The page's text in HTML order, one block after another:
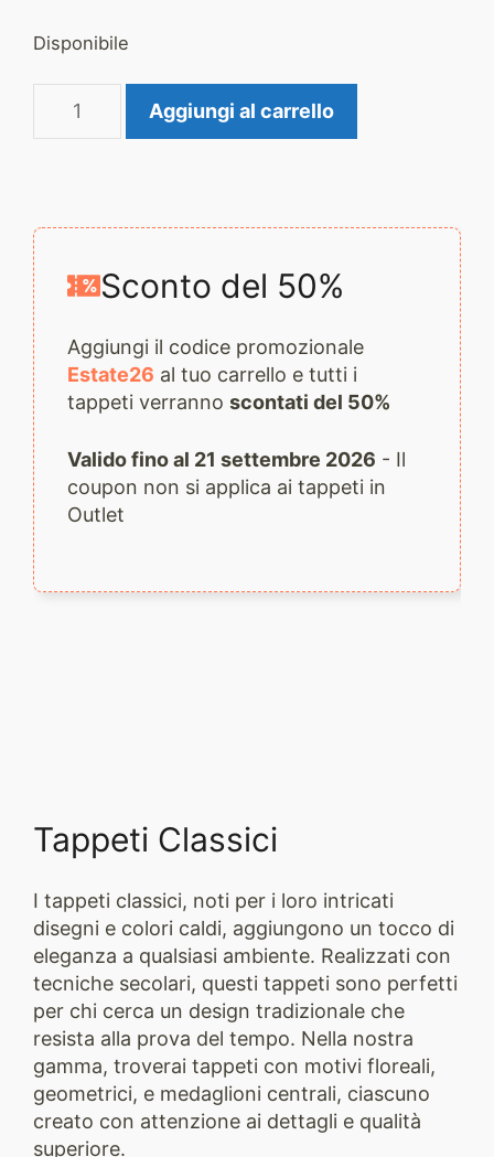
Disponibile
Ghazni
Aggiungi al carrello
Sconto del 50%
Aggiungi il codice promozionale
Estate26 al tuo carrello e tutti i
tappeti verranno scontati del 50%
Valido fino al 21 settembre 2026 - Il
coupon non si applica ai tappeti in
Outlet
Tappeti Classici
I tappeti classici, noti per i loro intricati
disegni e colori caldi, aggiungono un tocco di
eleganza a qualsiasi ambiente. Realizzati con
tecniche secolari, questi tappeti sono perfetti
per chi cerca un design tradizionale che
resista alla prova del tempo. Nella nostra
gamma, troverai tappeti con motivi floreali,
geometrici, e medaglioni centrali, ciascuno
creato con attenzione ai dettagli e qualità
superiore.